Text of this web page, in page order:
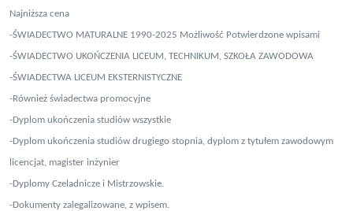
Najniższa cena
-ŚWIADECTWO MATURALNE 1990-2025 Możliwość Potwierdzone wpisami
-ŚWIADECTWO UKOŃCZENIA LICEUM, TECHNIKUM, SZKOŁA ZAWODOWA
-ŚWIADECTWA LICEUM EKSTERNISTYCZNE
-Również świadectwa promocyjne
-Dyplom ukończenia studiów wszystkie
-Dyplom ukończenia studiów drugiego stopnia, dyplom z tytułem zawodowym
licencjat, magister inżynier
-Dyplomy Czeladnicze i Mistrzowskie.
-Dokumenty zalegalizowane, z wpisem.